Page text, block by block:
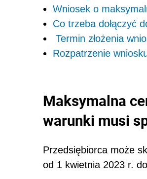
Wniosek o
Co trzeba dołączyć
Termin złożenia
Rozpatrzenie
Maksymalna
warunki musi
Przedsiębiorca może
od 1 kwietnia 2023 r.